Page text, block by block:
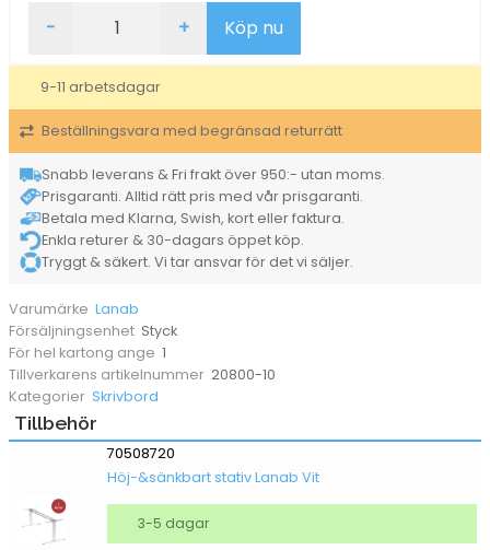
Lanab
Ek
2000x800mm
mängd
- + Köp nu
9-11 arbetsdagar
Beställningsvara med begränsad returrätt
Snabb leverans & Fri frakt över 950:- utan moms.
Prisgaranti. Alltid rätt pris med vår prisgaranti.
Betala med Klarna, Swish, kort eller faktura.
Enkla returer & 30-dagars öppet köp.
Tryggt & säkert. Vi tar ansvar för det vi säljer.
Varumärke Lanab
Försäljningsenhet Styck
För hel kartong ange 1
Tillverkarens artikelnummer 20800-10
Kategorier Skrivbord
Tillbehör
70508720
Höj-&sänkbart stativ Lanab Vit
3-5 dagar